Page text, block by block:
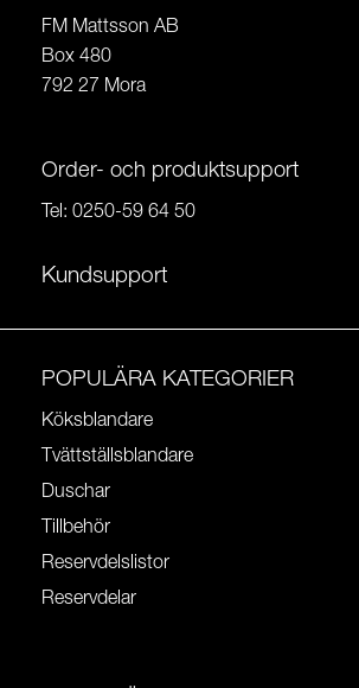
FM Mattsson AB
Box 480
792 27 Mora
Order- och produktsupport
Tel: 0250-59 64 50
Kundsupport
POPULÄRA KATEGORIER
Köksblandare
Tvättställsblandare
Duschar
Tillbehör
Reservdelslistor
Reservdelar